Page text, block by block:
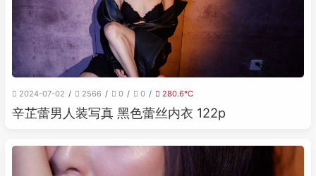
2024-07-02 2566 0 0 280.6℃
辛芷蕾男人装写真 黑色蕾丝内衣 122p